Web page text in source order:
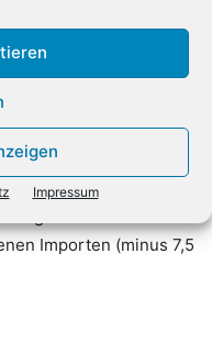
Impressum
zum Gesamtbild.
stiegen im März
derweil um 6,5
der Außenhandel mit
Importen (minus 7,5